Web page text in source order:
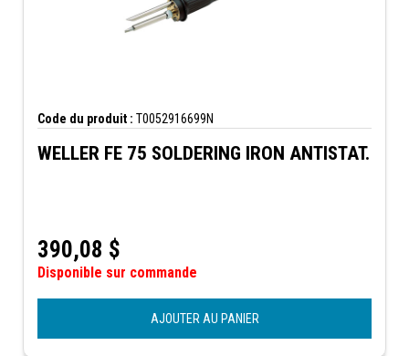
Code du produit : T0052916699N
WELLER FE 75 SOLDERING IRON ANTISTAT.
390,08 $
Disponible sur commande
AJOUTER AU PANIER